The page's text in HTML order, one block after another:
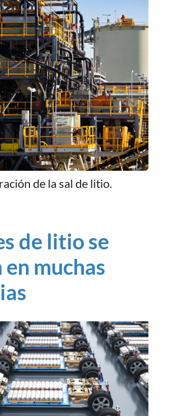
de la sal de litio.
de litio se
muchas